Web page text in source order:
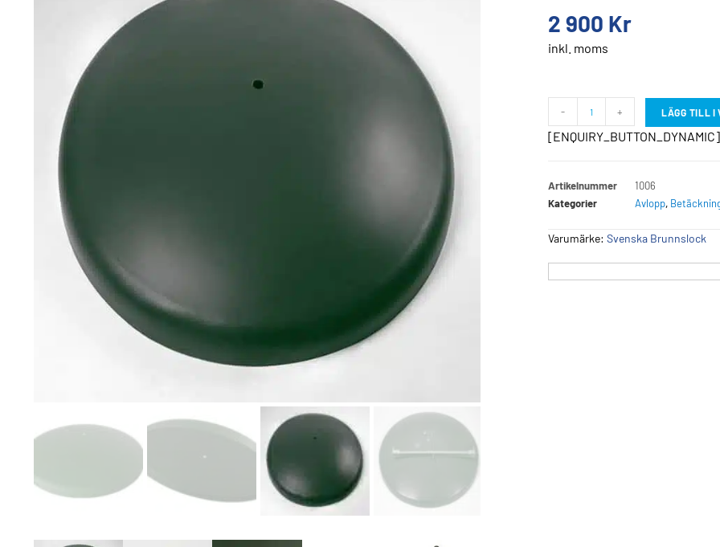
2 900 Kr
inkl. moms
- + LÄGG TILL I
[ENQUIRY_BUTTON_DYNAMIC]
Artikelnummer
1006
Kategorier
Avlopp,
Varumärke: Svenska Brunnslock